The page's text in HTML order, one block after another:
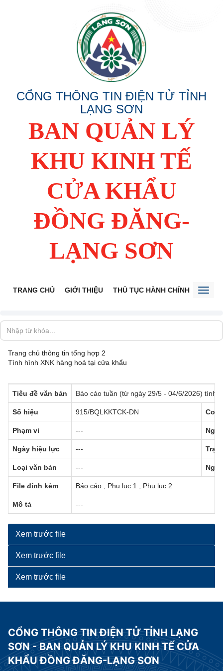
CỔNG THÔNG TIN ĐIỆN TỬ TỈNH
LẠNG SƠN
BAN QUẢN LÝ
KHU KINH TẾ
CỬA KHẨU
ĐỒNG ĐĂNG-
LẠNG SƠN
TRANG CHỦ GIỚI THIỆU THỦ TỤC HÀNH CHÍNH TIẾP
Trang chủ thông tin tổng hợp 2
Tình hình XNK hàng hoá tại cửa khẩu
Tiêu đề văn bản Báo cáo tuần (từ ngày 29/5 - 04/6/2026) tình
Số hiệu 915/BQLKKTCK-DN Cơ
Phạm vi ---
Ngày hiệu lực ---
Loại văn bản ---
File đính kèm Báo cáo Phụ lục 1 Phụ lục 2
Mô tả ---
Xem trước file
Xem trước file
Xem trước file
CỔNG THÔNG TIN ĐIỆN TỬ TỈNH LẠNG
SƠN - BAN QUẢN LÝ KHU KINH TẾ CỬA
KHẨU ĐỒNG ĐĂNG-LẠNG SƠN